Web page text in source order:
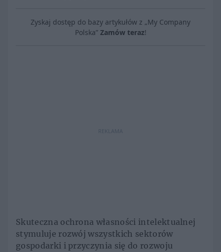
Zyskaj dostęp do bazy artykułów z „My Company
Polska” Zamów teraz!
REKLAMA
Skuteczna ochrona własności intelektualnej
stymuluje rozwój wszystkich sektorów
gospodarki i przyczynia się do rozwoju